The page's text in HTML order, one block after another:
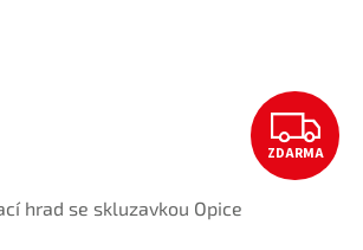
Z
D
ZDARMA
hrad se skluzavkou Opice